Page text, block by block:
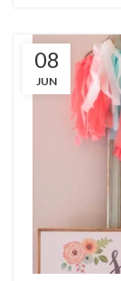
08
JUN